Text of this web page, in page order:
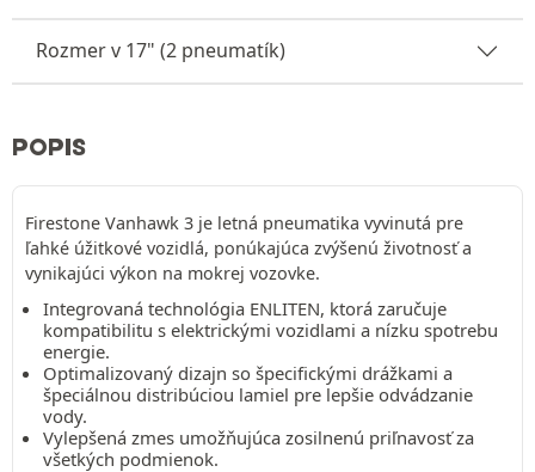
Rozmer v 17" (2 pneumatík)
POPIS
Firestone Vanhawk 3 je letná pneumatika vyvinutá pre
ľahké úžitkové vozidlá, ponúkajúca zvýšenú životnosť a
vynikajúci výkon na mokrej vozovke.
Integrovaná technológia ENLITEN, ktorá zaručuje
kompatibilitu s elektrickými vozidlami a nízku spotrebu
energie.
Optimalizovaný dizajn so špecifickými drážkami a
špeciálnou distribúciou lamiel pre lepšie odvádzanie
vody.
Vylepšená zmes umožňujúca zosilnenú priľnavosť za
všetkých podmienok.